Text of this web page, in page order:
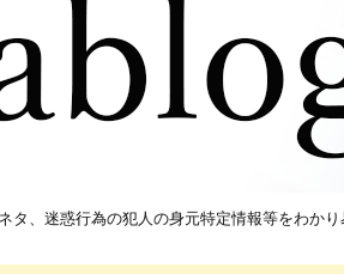
、迷惑行為の犯人の身元特定情報等をわか